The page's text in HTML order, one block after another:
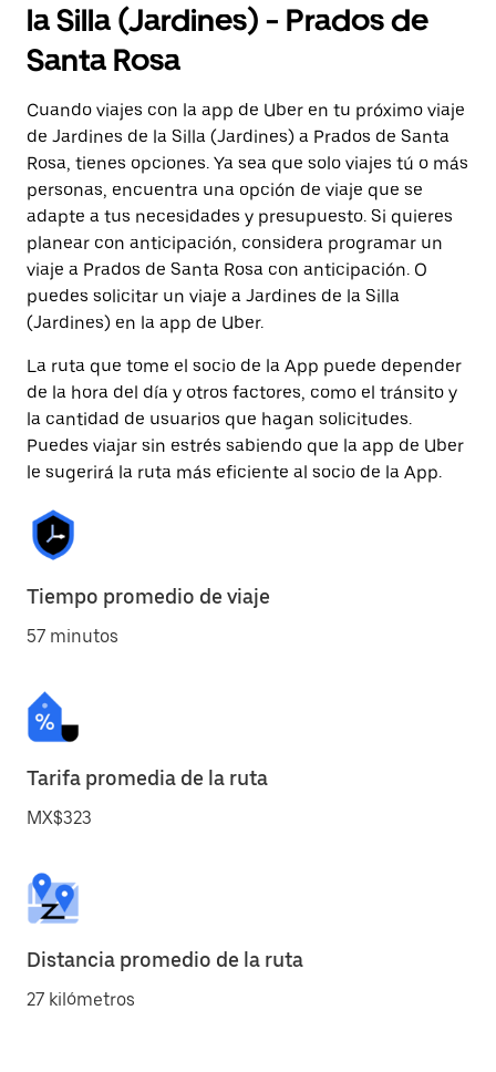
la Silla (Jardines) - Prados de
Santa Rosa
Cuando viajes con la app de Uber en tu próximo viaje
de Jardines de la Silla (Jardines) a Prados de Santa
Rosa, tienes opciones. Ya sea que solo viajes tú o más
personas, encuentra una opción de viaje que se
adapte a tus necesidades y presupuesto. Si quieres
planear con anticipación, considera programar un
viaje a Prados de Santa Rosa con anticipación. O
puedes solicitar un viaje a Jardines de la Silla
(Jardines) en la app de Uber.
La ruta que tome el socio de la App puede depender
de la hora del día y otros factores, como el tránsito y
la cantidad de usuarios que hagan solicitudes.
Puedes viajar sin estrés sabiendo que la app de Uber
le sugerirá la ruta más eficiente al socio de la App.
Tiempo promedio de viaje
57 minutos
Tarifa promedia de la ruta
MX$323
Distancia promedio de la ruta
27 kilómetros